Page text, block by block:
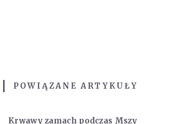
POWIĄZANE ARTYKUŁY
Krwawy zamach podczas Mszy